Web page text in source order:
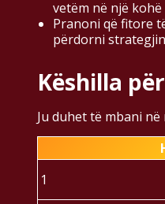
vetëm në një
Pranoni që fitore
përdorni
Këshilla
Ju duhet të mbani
1